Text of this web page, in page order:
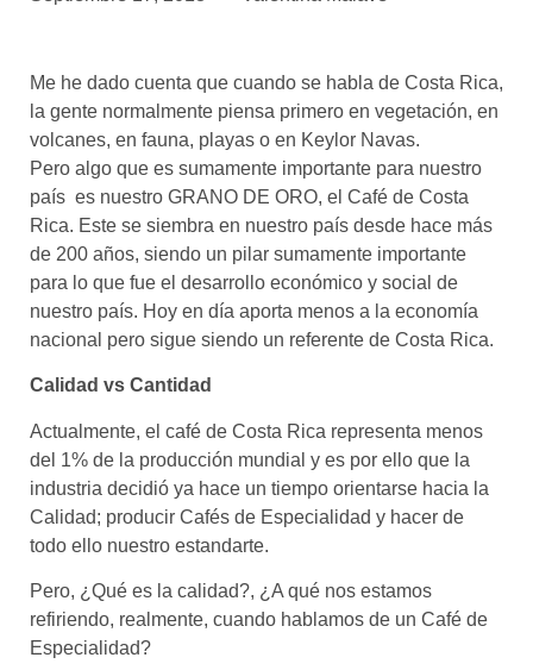
el café siempre tiene
algo nuevo que
enseñarnos
BOLSA DE TRABAJO
¡te imaginas vivir de tu pasión
por el café?
CONTACTO
¡queremos saber
Me he dado cuenta que cuando se habla de Costa Rica,
la gente normalmente piensa primero en vegetación, en
volcanes, en fauna, playas o en Keylor Navas.
Pero algo que es sumamente importante para nuestro
país es nuestro GRANO DE ORO, el Café de Costa
Rica. Este se siembra en nuestro país desde hace más
de 200 años, siendo un pilar sumamente importante
para lo que fue el desarrollo económico y social de
nuestro país. Hoy en día aporta menos a la economía
nacional pero sigue siendo un referente de Costa Rica.
Calidad vs Cantidad
Actualmente, el café de Costa Rica representa menos
del 1% de la producción mundial y es por ello que la
industria decidió ya hace un tiempo orientarse hacia la
Calidad; producir Cafés de Especialidad y hacer de
todo ello nuestro estandarte.
Pero, ¿Qué es la calidad?, ¿A qué nos estamos
refiriendo, realmente, cuando hablamos de un Café de
Especialidad?